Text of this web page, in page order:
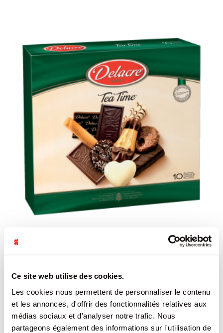
Ce site web utilise des cookies.
Les cookies nous permettent de personnaliser le contenu
et les annonces, d'offrir des fonctionnalités relatives aux
médias sociaux et d'analyser notre trafic. Nous
partageons également des informations sur l'utilisation de
TEATIME BISCUITS NOIX DE COCO CHOCOLAT AU LAIT AMANDES
SE CONNECTER